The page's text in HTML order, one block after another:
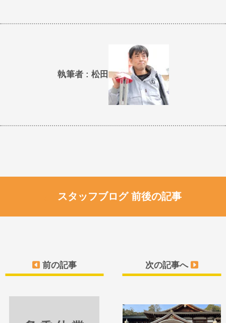
執筆者 : 松田
スタッフブログ 前後の記事
前の記事 次の記事へ